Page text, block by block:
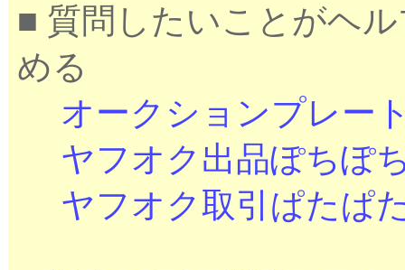
■ 質問したいことがヘ
める
オークションプレー
ヤフオク出品ぽちぽ
ヤフオク取引ぱたぱ